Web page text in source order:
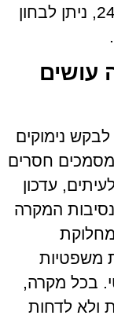
בהגדרת תאונה ומתקיים הכיסוי 24/7, ניתן לבחון
עושים
נימוקים
חסרים
עדכון
המקרה
משפטיות
בכל מקרה,
ולא לדחות